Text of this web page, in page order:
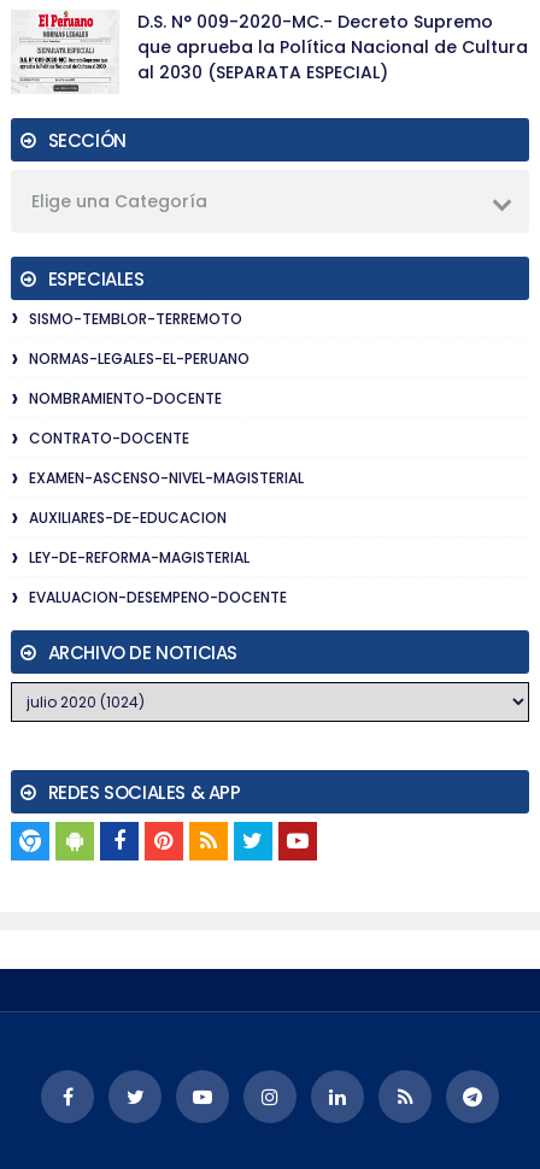
D.S. N° 009-2020-MC.- Decreto Supremo
que aprueba la Política Nacional de Cultura
al 2030 (SEPARATA ESPECIAL)
SECCIÓN
Elige una Categoría
ESPECIALES
SISMO-TEMBLOR-TERREMOTO
NORMAS-LEGALES-EL-PERUANO
NOMBRAMIENTO-DOCENTE
CONTRATO-DOCENTE
EXAMEN-ASCENSO-NIVEL-MAGISTERIAL
AUXILIARES-DE-EDUCACION
LEY-DE-REFORMA-MAGISTERIAL
EVALUACION-DESEMPENO-DOCENTE
ARCHIVO DE NOTICIAS
REDES SOCIALES & APP